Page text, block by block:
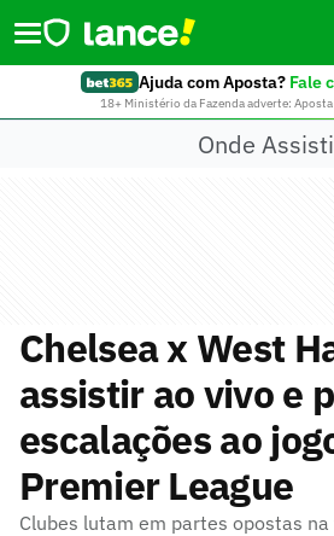
Ajuda com Aposta? Fale
18+ Ministério da Fazenda adverte:
Onde
Chelsea x West
assistir ao vivo e
escalações ao
Premier League
Clubes lutam em partes opostas